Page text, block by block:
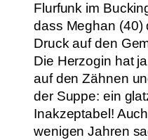
Flurfunk im
dass Meghan (40)
Druck auf den
Die Herzogin hat
auf den Zähnen
der Suppe: ein
Inakzeptabel!
wenigen Jahren